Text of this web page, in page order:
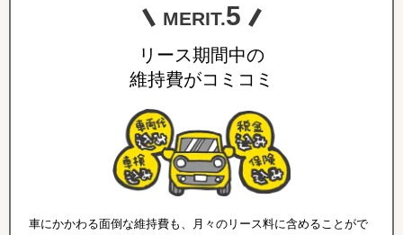
MERIT.5
リース期間中の
維持費がコミコミ
車にかかわる面倒な維持費も、月々のリース料に含めることがで